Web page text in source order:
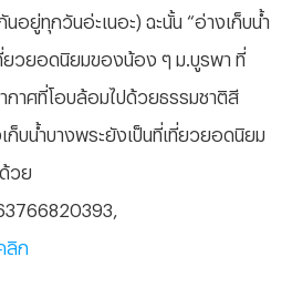
นอยู่ทุกวันอ่ะเนอะ) ฉะนั้น “อ่างเก็บน้ำ
ยวยอดนิยมของน้อง ๆ ม.บูรพา ที่
กาศที่โอบล้อมไปด้วยธรรมชาติสี
ก็บน้ำบางพระยังเป็นที่เที่ยวยอดนิยม
วย
ลิก